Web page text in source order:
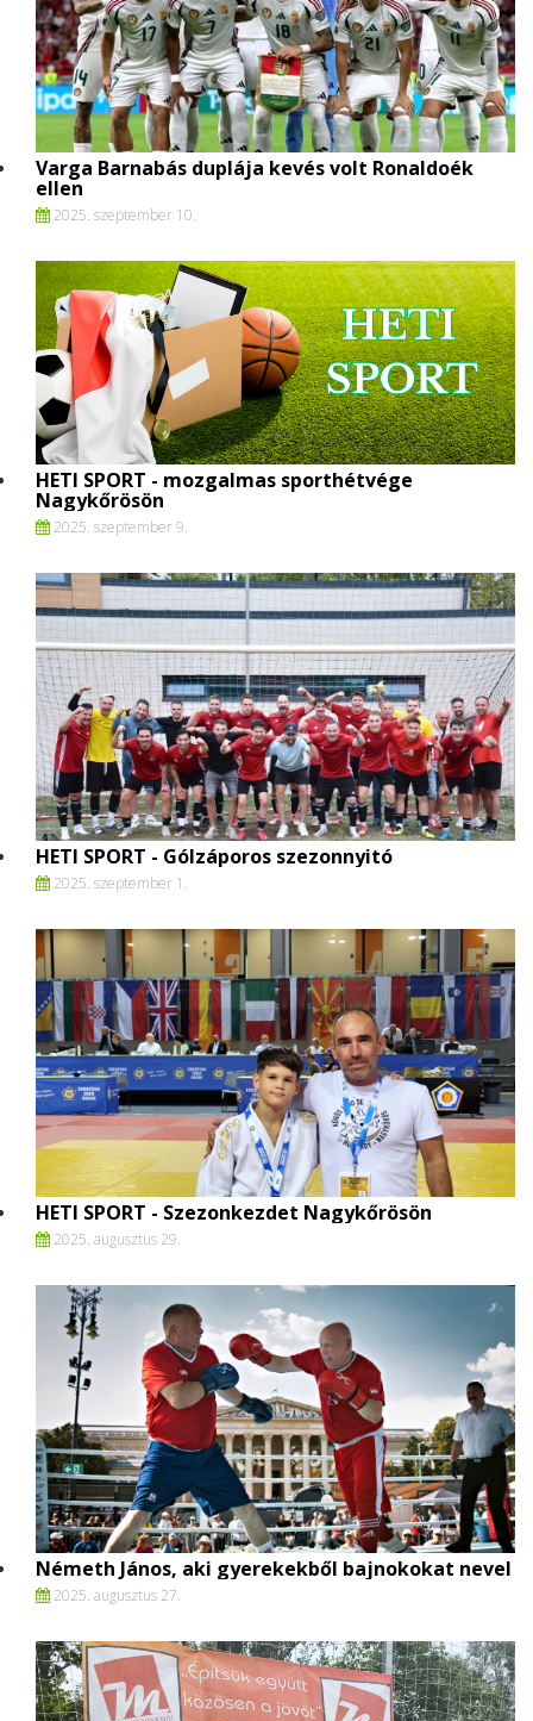
Varga Barnabás duplája kevés volt Ronaldoék
ellen
2025. szeptember 10.
HETI SPORT - mozgalmas sporthétvége
Nagykőrösön
2025. szeptember 9.
HETI SPORT - Gólzáporos szezonnyitó
2025. szeptember 1.
HETI SPORT - Szezonkezdet Nagykőrösön
2025. augusztus 29.
Németh János, aki gyerekekből bajnokokat nevel
2025. augusztus 27.